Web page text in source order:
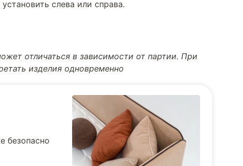
слева или справа.
отличаться в зависимости от партии. При
изделия одновременно
безопасно